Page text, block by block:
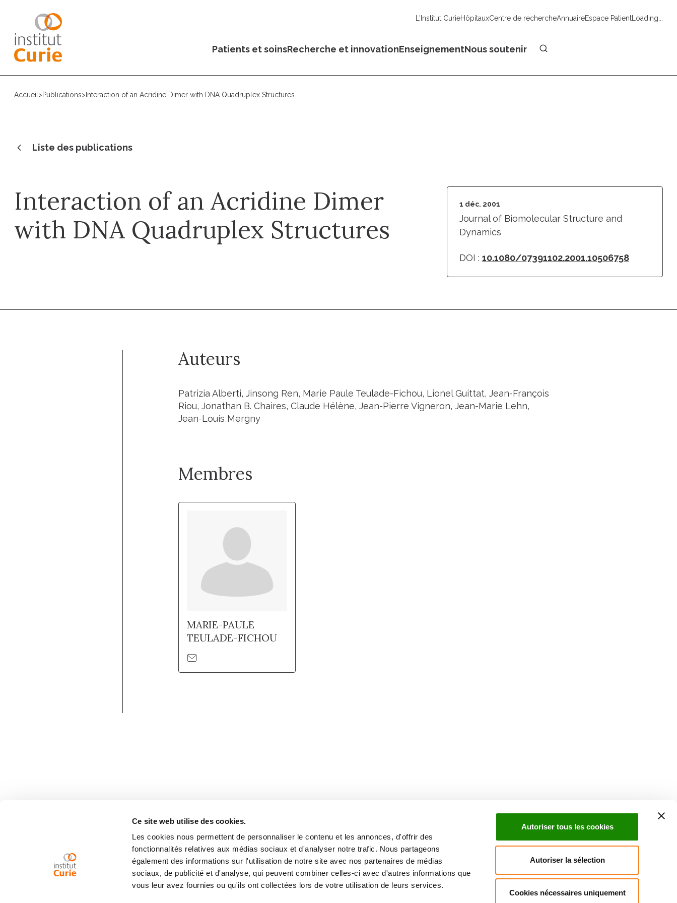
Ce site web utilise des cookies.
Les cookies nous permettent de personnaliser le contenu et les annonces, d'offrir des
fonctionnalités relatives aux médias sociaux et d'analyser notre trafic. Nous partageons
également des informations sur l'utilisation de notre site avec nos partenaires de médias
sociaux, de publicité et d'analyse, qui peuvent combiner celles-ci avec d'autres informations que
vous leur avez fournies ou qu'ils ont collectées lors de votre utilisation de leurs services.
Autoriser tous les cookies
Autoriser la sélection
Cookies nécessaires uniquement
L'Institut CurieHôpitauxCentre de rechercheAnnuaireEspace PatientLoading...
Patients et soinsRecherche et innovationEnseignementNous soutenir
Accueil >Publications> Interaction of an Acridine Dimer with DNA Quadruplex Structures
Liste des publications
Interaction of an Acridine Dimer
with DNA Quadruplex Structures
1 déc. 2001
Journal of Biomolecular Structure and
Dynamics
DOI : 10.1080/07391102.2001.10506758
Auteurs
Patrizia Alberti, Jinsong Ren, Marie Paule Teulade-Fichou, Lionel Guittat, Jean-François
Riou, Jonathan B. Chaires, Claude Hélène, Jean-Pierre Vigneron, Jean-Marie Lehn,
Jean-Louis Mergny
Membres
MARIE-PAULE
TEULADE-FICHOU
Inscrivez-vous à la newsletter
ActualitésDroits du patient